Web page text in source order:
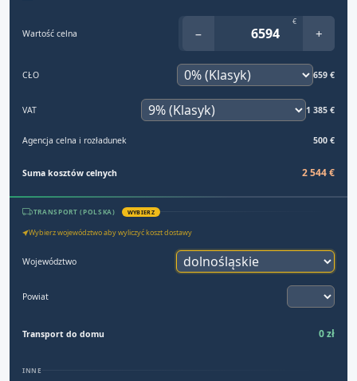
Wartość celna −
€
+
CŁO 659 €
VAT 1 385 €
Agencja celna i rozładunek 500 €
Suma kosztów celnych 2 544 €
TRANSPORT (POLSKA) WYBIERZ
Wybierz województwo aby wyliczyć koszt dostawy
Województwo
Powiat
Transport do domu 0 zł
INNE